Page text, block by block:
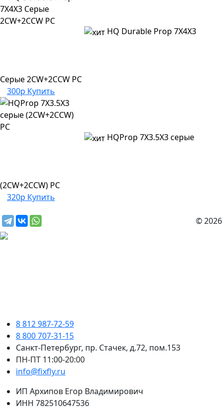
HQ Durable Prop 7X4X3
Серые 2CW+2CCW PC
300р Купить
HQProp 7X3.5X3 серые
(2CW+2CCW) PC
320р Купить
© 2026
8 812 987-72-59
8 800 707-31-15
Санкт-Петербург, пр. Стачек, д.72, пом.153
ПН-ПТ 11:00-20:00
info@fixfly.ru
ИП Архипов Егор Владимирович
ИНН 782510647536